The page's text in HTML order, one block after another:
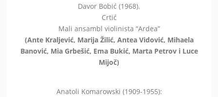
Davor Bobić (1968).
Crtić
Mali ansambl violinista “Ardea”
(Ante Kraljević, Marija Žilić, Antea Vidović, Mihaela
Banović, Mia Grbešić, Ema Bukić, Marta Petrov i Luce
Mijoč)
Anatoli Komarowski (1909-1955):